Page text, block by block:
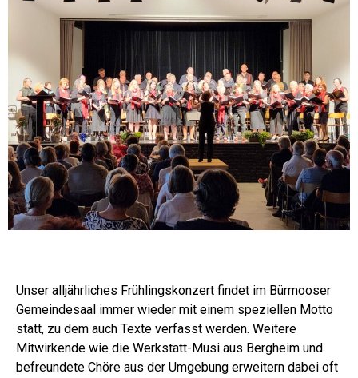
Unser alljährliches Frühlingskonzert findet im Bürmooser
Gemeindesaal immer wieder mit einem speziellen Motto
statt, zu dem auch Texte verfasst werden. Weitere
Mitwirkende wie die Werkstatt-Musi aus Bergheim und
befreundete Chöre aus der Umgebung erweitern dabei oft